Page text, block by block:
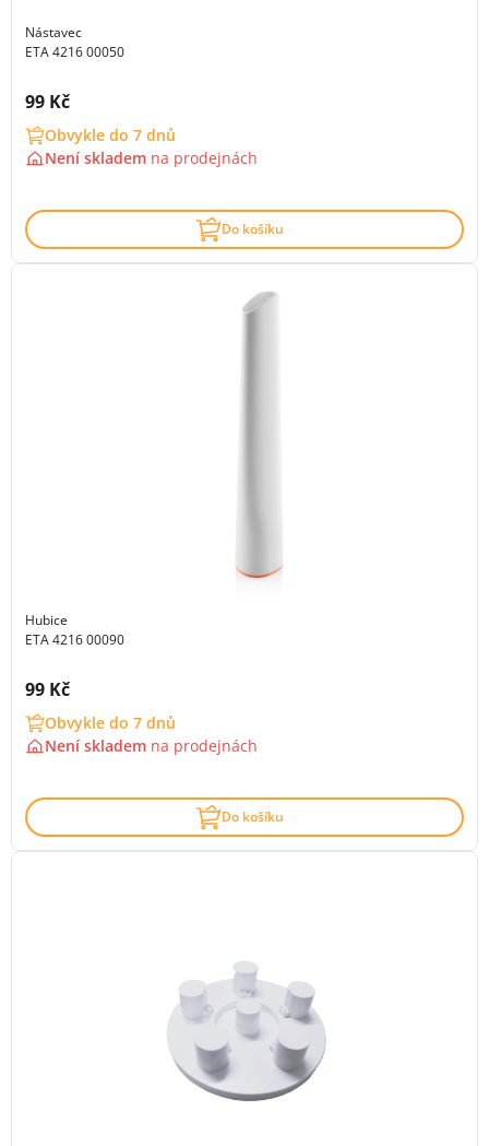
Nástavec
ETA 4216 00050
Cena s DPH:
99 Kč
Obvykle do 7 dnů
Není skladem na prodejnách
Do košíku
Hubice
ETA 4216 00090
Cena s DPH:
99 Kč
Obvykle do 7 dnů
Není skladem na prodejnách
Do košíku